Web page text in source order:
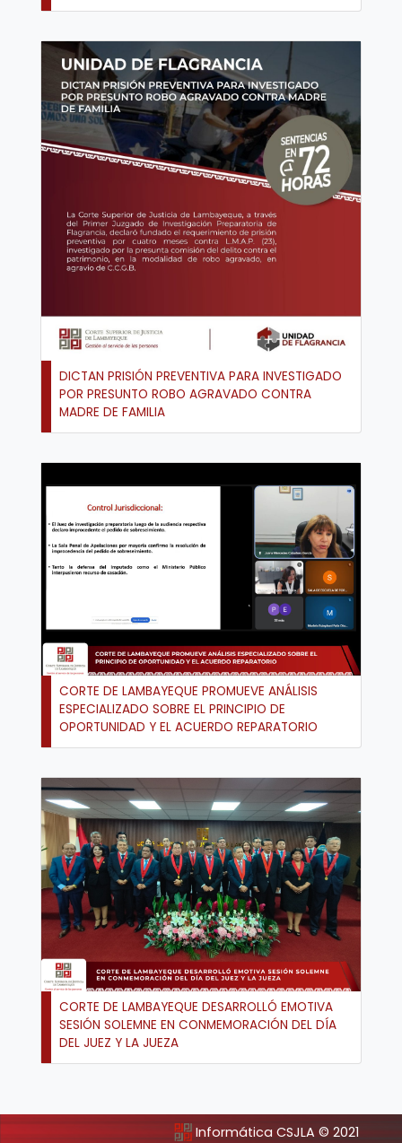
DICTAN PRISIÓN PREVENTIVA PARA INVESTIGADO
POR PRESUNTO ROBO AGRAVADO CONTRA
MADRE DE FAMILIA
CORTE DE LAMBAYEQUE PROMUEVE ANÁLISIS
ESPECIALIZADO SOBRE EL PRINCIPIO DE
OPORTUNIDAD Y EL ACUERDO REPARATORIO
CORTE DE LAMBAYEQUE DESARROLLÓ EMOTIVA
SESIÓN SOLEMNE EN CONMEMORACIÓN DEL DÍA
DEL JUEZ Y LA JUEZA
Informática CSJLA © 2021